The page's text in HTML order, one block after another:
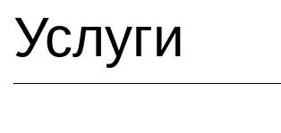
Услуги